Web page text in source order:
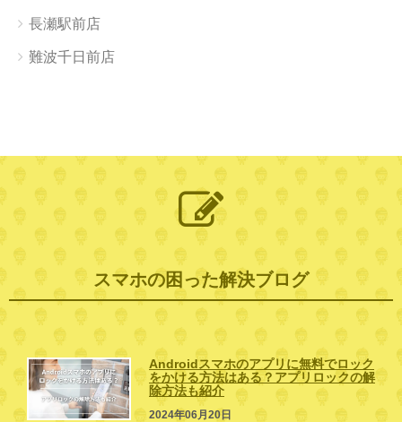
長瀬駅前店
難波千日前店
スマホの困った解決ブログ
Androidスマホのアプリに無料でロック
をかける方法はある？アプリロックの解
除方法も紹介
2024年06月20日